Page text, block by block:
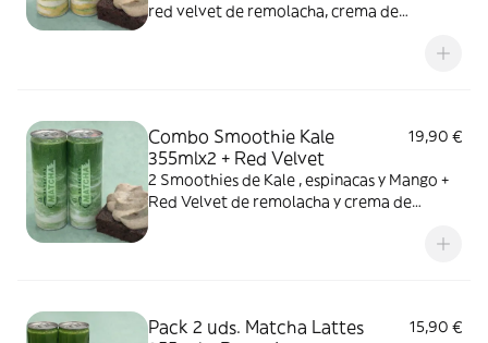
red velvet de remolacha, crema de
Combo Smoothie Kale
355mlx2 + Red Velvet
19,90 €
2 Smoothies de Kale , espinacas y Mango +
Red Velvet de remolacha y crema de
Pack 2 uds. Matcha Lattes
15,90 €